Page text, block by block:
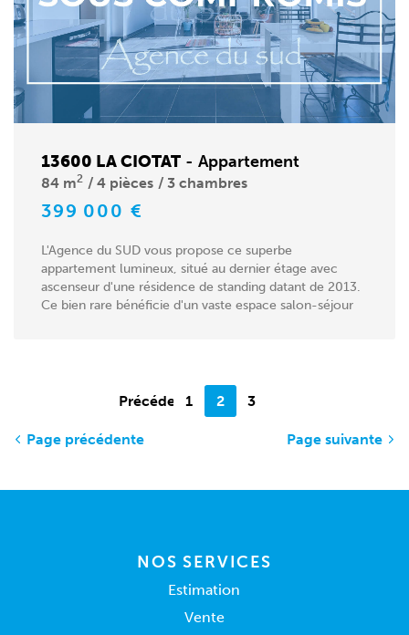
13600 LA CIOTAT - Appartement
84 m2 4 pièces 3 chambres
399 000 €
L'Agence du SUD vous propose ce superbe
appartement lumineux, situé au dernier étage avec
ascenseur d'une résidence de standing datant de 2013.
Ce bien rare bénéficie d'un vaste espace salon-séjour
Précédente
1 2 3
Page précédente Page suivante
NOS SERVICES
Estimation
Vente